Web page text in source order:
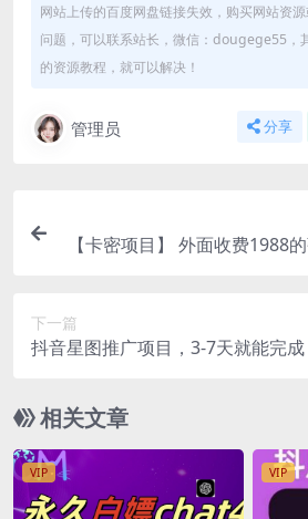
网站上传的百度网盘链接失效，购买网站资
问题，可以联系站长，微信：dougege55，
的资源教程，就可以解决！
管理员 分享
【卡密项目】 外面收费1988
下一篇
抖音星图推广项目，3-7天就能完
相关文章
VIP VIP